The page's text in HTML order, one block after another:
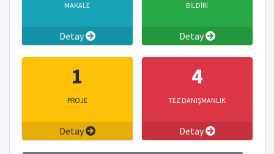
MAKALE
Detay
BİLDİRİ
Detay
1
PROJE
Detay
4
TEZ DANIŞMANLIK
Detay